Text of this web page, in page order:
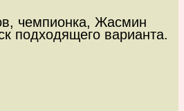
чемпионка, Жасмин
подходящего варианта.